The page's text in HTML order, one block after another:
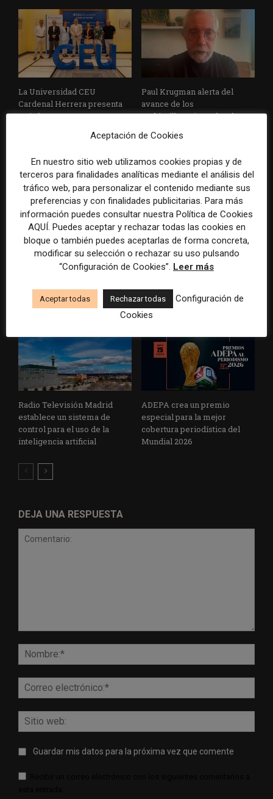
La Universidad CEU
Cardenal Herrera presenta
un informe con pautas para
Paul Krugman alerta del
avance de los
multimillonarios sobre los
La Marea cierra 2025 con
superávit, pero su
cooperativa pierde 38.542
El Premio Gabo 2026
reconoce cinco historias de
Brasil, España y El Salvador
la violencia
Radio Televisión Madrid
establece un sistema de
control para el uso de la
inteligencia artificial
ADEPA crea un premio
especial para la mejor
cobertura periodística del
Mundial 2026
DEJA UNA RESPUESTA
Guardar mis datos para la próxima vez que comente
Aceptación de Cookies
En nuestro sitio web utilizamos cookies propias y de
terceros para finalidades analíticas mediante el análisis del
tráfico web, para personalizar el contenido mediante sus
preferencias y con finalidades publicitarias. Para más
información puedes consultar nuestra Política de Cookies
AQUÍ. Puedes aceptar y rechazar todas las cookies en
bloque o también puedes aceptarlas de forma concreta,
modificar su selección o rechazar su uso pulsando
“Configuración de Cookies”. Leer más
Aceptar todas Rechazar todas
Configuración de
Cookies